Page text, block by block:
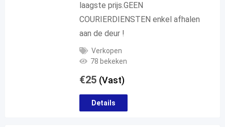
laagste prijs.GEEN
COURIERDIENSTEN enkel afhalen
aan de deur !
Verkopen
78 bekeken
€25 (Vast)
Details